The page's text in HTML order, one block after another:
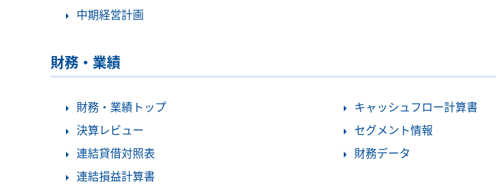
中期経営計画
財務・業績
財務・業績トップ
決算レビュー
連結貸借対照表
連結損益計算書
キャッシュフロー計算書
セグメント情報
財務データ